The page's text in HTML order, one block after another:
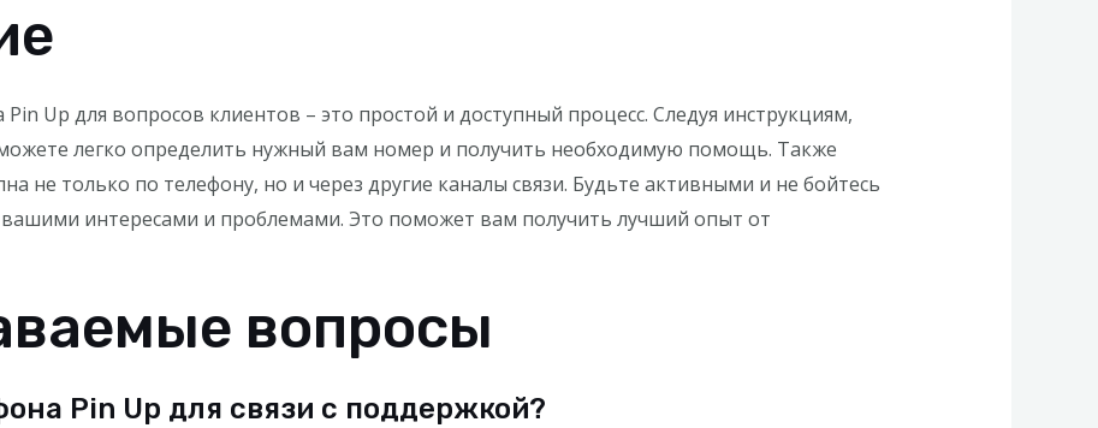
Up для вопросов клиентов – это простой и доступный процесс. Следуя инструкциям,
легко определить нужный вам номер и получить необходимую помощь. Также
не только по телефону, но и через другие каналы связи. Будьте активными и не бойтесь
вашими интересами и проблемами. Это поможет вам получить лучший опыт от
вопросы
Pin Up для связи с поддержкой?